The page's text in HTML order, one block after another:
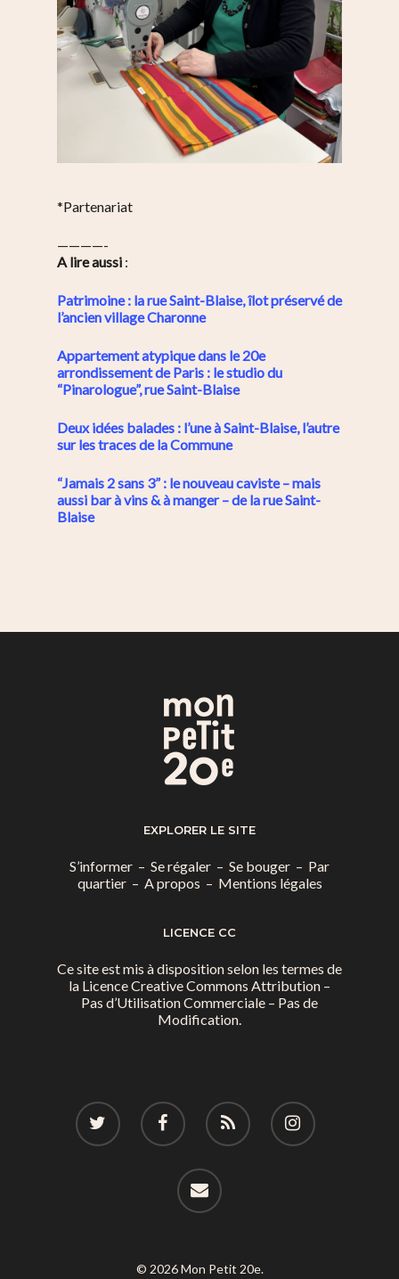
*Partenariat
————-
A lire aussi :
Patrimoine : la rue Saint-Blaise, îlot préservé de
l’ancien village Charonne
Appartement atypique dans le 20e
arrondissement de Paris : le studio du
“Pinarologue”, rue Saint-Blaise
Deux idées balades : l’une à Saint-Blaise, l’autre
sur les traces de la Commune
“Jamais 2 sans 3” : le nouveau caviste – mais
aussi bar à vins & à manger – de la rue Saint-
Blaise
EXPLORER LE SITE
S’informer – Se régaler – Se bouger – Par
quartier– A propos – Mentions légales
LICENCE CC
Ce site est mis à disposition selon les termes de
la Licence Creative Commons Attribution –
Pas d’Utilisation Commerciale – Pas de
Modification.
© 2026 Mon Petit 20e.